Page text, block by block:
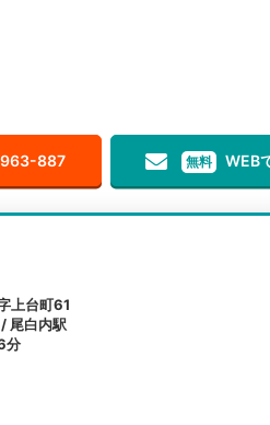
887 無料 WEB
上台町61
尾白内駅
分